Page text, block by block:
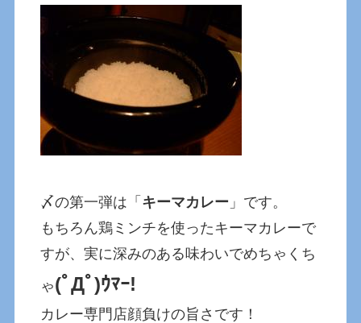
〆の第一弾は「 キーマカレー 」です。
もちろん鶏ミンチを使ったキーマカレーで
すが、実に深みのある味わいでめちゃくち
ゃ(ﾟДﾟ)ｳﾏｰ!
カレー専門店顔負けの旨さです！